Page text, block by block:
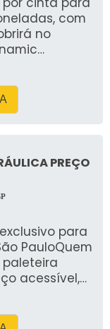
com
no
PREÇO
para
PauloQuem
paleteira
acessível,